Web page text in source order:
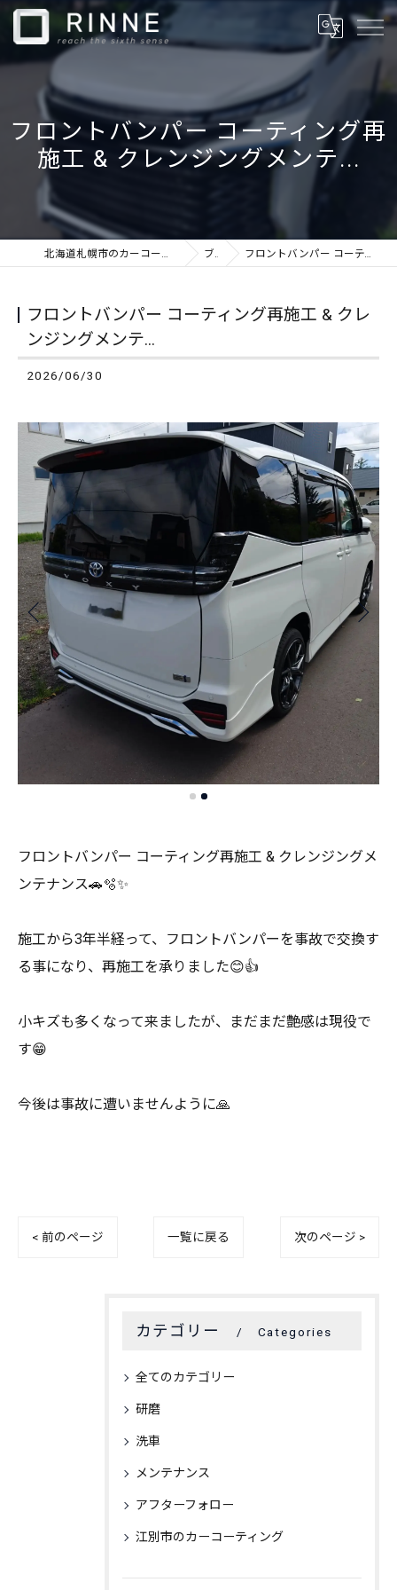
フロントバンパー コーティング再
施工 & クレンジングメンテ...
北海道札幌市のカーコーティングならカーケアショップRINNE ブログ フロントバンパー コーティング再施工 & クレンジングメンテ...
フロントバンパー コーティング再施工 & クレ
ンジングメンテ...
2026/06/30
フロントバンパー コーティング再施工 & クレンジングメ
ンテナンス🚗🫧✨
施工から3年半経って、フロントバンパーを事故で交換す
る事になり、再施工を承りました😊👍
小キズも多くなって来ましたが、まだまだ艶感は現役で
す😁
今後は事故に遭いませんように🙏
< 前のページ 一覧に戻る 次のページ >
カテゴリー Categories
全てのカテゴリー
研磨
洗車
メンテナンス
アフターフォロー
江別市のカーコーティング